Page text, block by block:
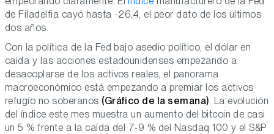
de Filadelfia cayó hasta -26,4, el peor dato de los últimos
dos años.
Con la política de la Fed bajo asedio político, el dólar en
caída y las acciones estadounidenses empezando a
desacoplarse de los activos reales, el panorama
macroeconómico está empezando a premiar los activos
refugio no soberanos (Gráfico de la semana). La evolución
del índice este mes muestra un aumento del bitcoin de casi
un 5 % frente a la caída del 7-9 % del Nasdaq 100 y el S&P